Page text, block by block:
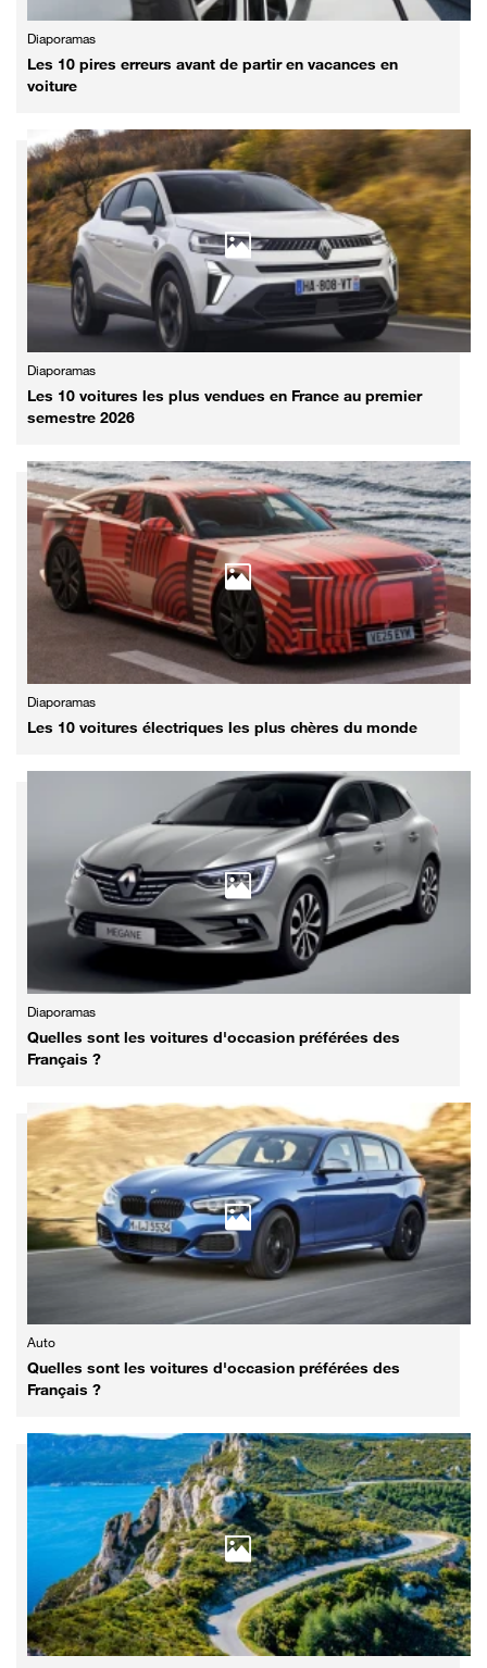
Diaporamas
Les 10 pires erreurs avant de partir en vacances en
voiture
Diaporamas
Les 10 voitures les plus vendues en France au premier
semestre 2026
Diaporamas
Les 10 voitures électriques les plus chères du monde
Diaporamas
Quelles sont les voitures d'occasion préférées des
Français ?
Auto
Quelles sont les voitures d'occasion préférées des
Français ?